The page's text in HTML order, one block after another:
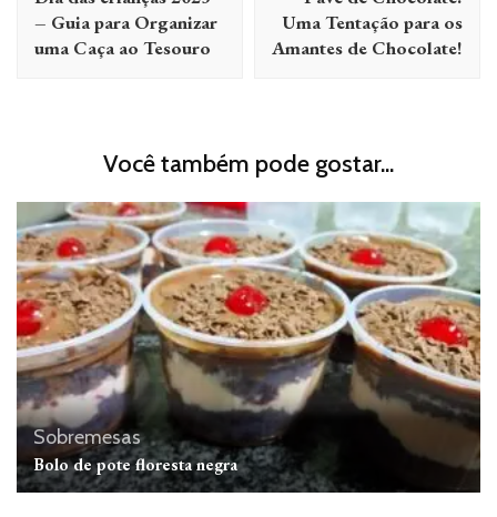
post
– Guia para Organizar
uma Caça ao Tesouro
Uma Tentação para os
Amantes de Chocolate!
Você também pode gostar...
Sobremesas
Bolo de pote floresta negra